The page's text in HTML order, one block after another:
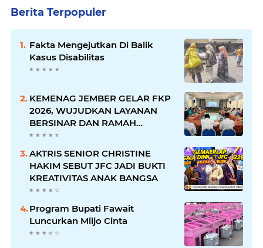
Berita Terpopuler
Fakta Mengejutkan Di Balik
Kasus Disabilitas
KEMENAG JEMBER GELAR FKP
2026, WUJUDKAN LAYANAN
BERSINAR DAN RAMAH
DISABILITAS
AKTRIS SENIOR CHRISTINE
HAKIM SEBUT JFC JADI BUKTI
KREATIVITAS ANAK BANGSA
Program Bupati Fawait
Luncurkan Mlijo Cinta